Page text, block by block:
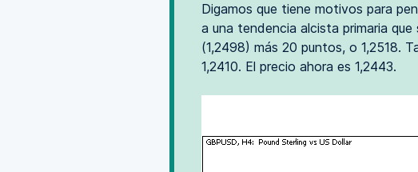
Digamos que tiene motivos para
a una tendencia alcista primaria
(1,2498) más 20 puntos, o 1,2518.
1,2410. El precio ahora es 1,2443.